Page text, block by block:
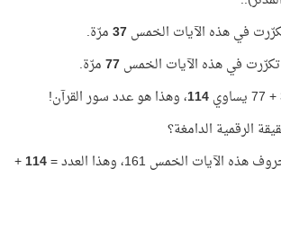
في هذه الآيات الخمس37مرّة.
في هذه الآيات الخمس77مرّة.
114، وهذا هو عدد سور القرآن!
الرقمية الدامغة؟
الخمس 161، وهذا العدد =
114
+